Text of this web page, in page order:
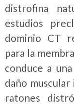
distrofina
estudios
dominio CT
para la
conduce a
daño
ratones